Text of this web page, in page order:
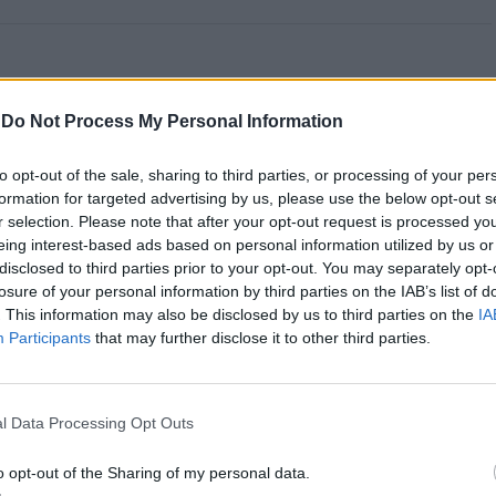
Do Not Process My Personal Information
opt-out of the sale, sharing to third parties, or processing of your
for targeted advertising by us, please use the below opt-out
selection. Please note that after your opt-out request is processed
interest-based ads based on personal information utilized by us
to third parties prior to your opt-out. You may separately
of your personal information by third parties on the IAB’s list of
This information may also be disclosed by us to third parties on the
Participants that may further disclose it to other third parties.
Data Processing Opt Outs
opt-out of the Sharing of my personal data.
investimento
imobiliária como
da Beira Interior
defende que a Beira Interior, localizada
período de “forte crescimento económico e